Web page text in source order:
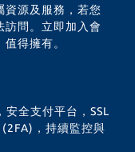
資源及服務，若您
訪問。立即加入會
得擁有。
全支付平台，SSL
，持續監控與